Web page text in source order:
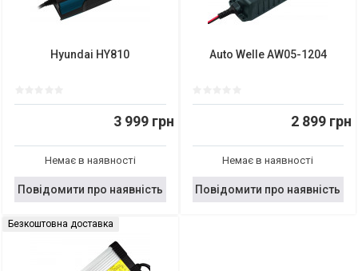
Hyundai HY810
3 999 грн
Немає в наявності
Повідомити про наявність
Auto Welle AW05-1204
2 899 грн
Немає в наявності
Повідомити про наявність
Безкоштовна доставка